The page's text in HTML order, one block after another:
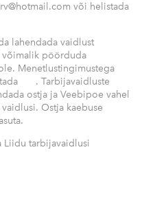
või helistada
lahendada vaidlust
võimalik pöörduda
Menetlustingimustega
. Tarbijavaidluste
ostja ja Veebipoe vahel
Ostja kaebuse
tarbijavaidlusi